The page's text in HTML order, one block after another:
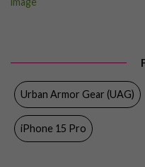
Passar till
Färg
Material
Varumärke
Urban Armor Gear (UAG)
iPhone 15 Pro